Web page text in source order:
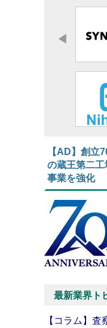
【AD】​​​​​​​創立
の蔵王第二
事業を強化
最新業界ト
【コラム】